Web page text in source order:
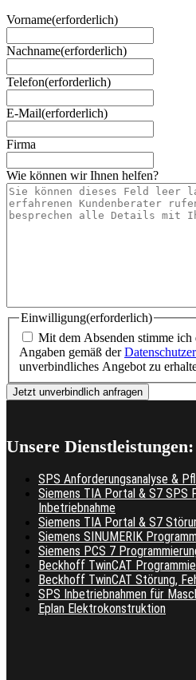
Vorname(erforderlich)
Nachname(erforderlich)
Telefon(erforderlich)
E-Mail(erforderlich)
Firma
Wie können wir Ihnen helfen?
Einwilligung(erforderlich)
Mit dem Absenden stimme ich
Angaben gemäß der
unverbindliches Angebot zu
Unsere Dienstleistungen:
SPS Anforderungsanalyse &
Siemens TIA Portal & S7 SPS
Inbetriebnahme
Siemens TIA Portal & S7
Siemens SINUMERIK
Siemens PCS 7
Beckhoff TwinCAT
Beckhoff TwinCAT Störung,
SPS Inbetriebnahmen für
Eplan Elektrokonstruktion